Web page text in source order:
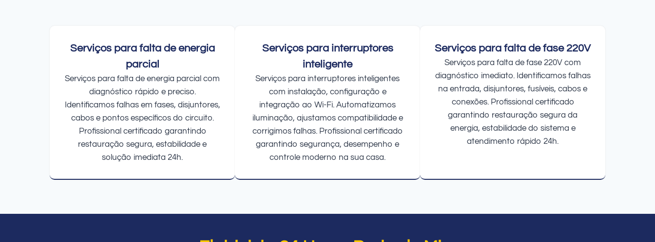
Serviços para falta de energia
parcial
Serviços para falta de energia parcial com
diagnóstico rápido e preciso.
Identificamos falhas em fases, disjuntores,
cabos e pontos específicos do circuito.
Profissional certificado garantindo
restauração segura, estabilidade e
solução imediata 24h.
Serviços para interruptores
inteligente
Serviços para interruptores inteligentes
com instalação, configuração e
integração ao Wi-Fi. Automatizamos
iluminação, ajustamos compatibilidade e
corrigimos falhas. Profissional certificado
garantindo segurança, desempenho e
controle moderno na sua casa.
Serviços para falta de fase 220V
Serviços para falta de fase 220V com
diagnóstico imediato. Identificamos falhas
na entrada, disjuntores, fusíveis, cabos e
conexões. Profissional certificado
garantindo restauração segura da
energia, estabilidade do sistema e
atendimento rápido 24h.